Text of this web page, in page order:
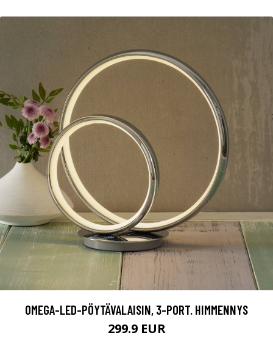
OMEGA-LED-PÖYTÄVALAISIN, 3-PORT. HIMMENNYS
299.9 EUR